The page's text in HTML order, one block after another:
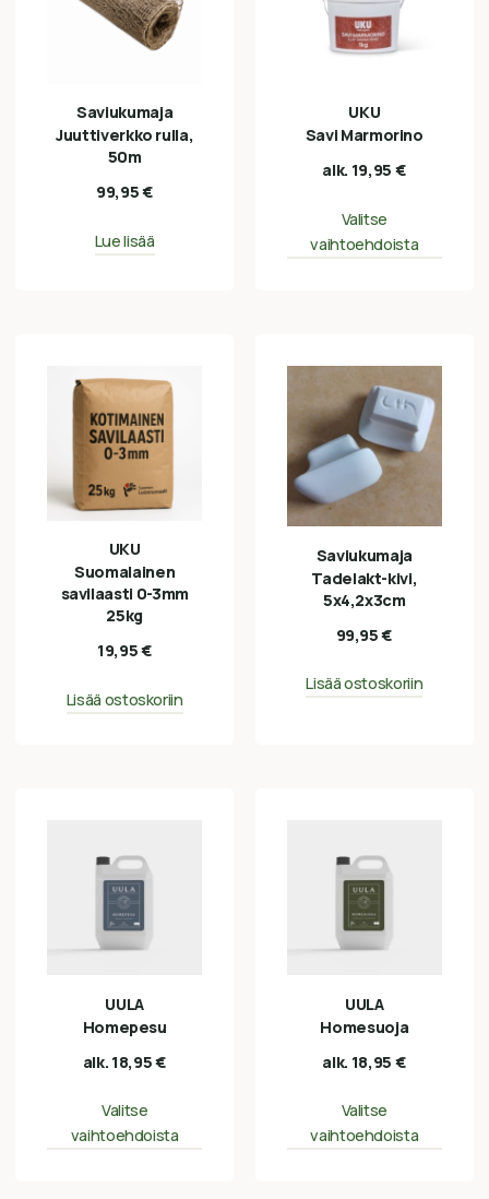
Saviukumaja
Juuttiverkko rulla,
50m
99,95€
Lue lisää
UKU
Savi Marmorino
alk. 19,95 €
Valitse
vaihtoehdoista
UKU
Suomalainen
savilaasti 0-3mm
25kg
19,95€
Lisää ostoskoriin
Saviukumaja
Tadelakt-kivi,
5x4,2x3cm
99,95€
Lisää ostoskoriin
UULA
Homepesu
alk. 18,95€
Valitse
vaihtoehdoista
UULA
Homesuoja
alk. 18,95 €
Valitse
vaihtoehdoista